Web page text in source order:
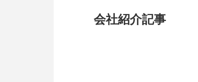
会社紹介記事